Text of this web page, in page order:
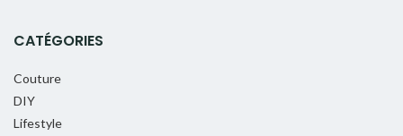
CATÉGORIES
Couture
DIY
Lifestyle